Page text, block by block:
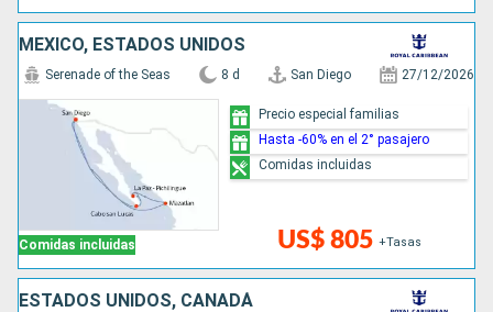
MÉXICO, ESTADOS UNIDOS
Comidas incluidas
Serenade of the Seas 8 d San Diego 27/12/2026
US$ 805 +Tasas
Precio especial familias
Hasta -60% en el 2° pasajero
Comidas incluidas
ESTADOS UNIDOS, CANADÁ